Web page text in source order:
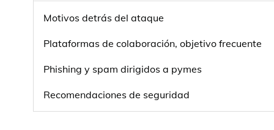
Motivos detrás del ataque
Plataformas de colaboración, objetivo frecuente
Phishing y spam dirigidos a pymes
Recomendaciones de seguridad